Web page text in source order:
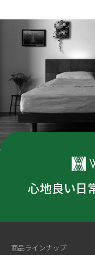
心地良い日
商品ラインナップ